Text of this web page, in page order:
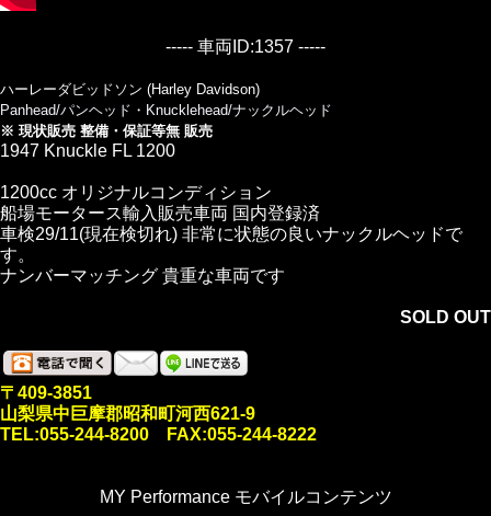
----- 車両ID:1357 -----
ハーレーダビッドソン (Harley Davidson)
Panhead/パンヘッド・Knucklehead/ナックルヘッド
※ 現状販売 整備・保証等無 販売
1947 Knuckle FL 1200
1200cc オリジナルコンディション
船場モータース輸入販売車両 国内登録済
車検29/11(現在検切れ) 非常に状態の良いナックルヘッドで
す。
ナンバーマッチング 貴重な車両です
SOLD OUT
〒409-3851
山梨県中巨摩郡昭和町河西621-9
TEL:055-244-8200 FAX:055-244-8222
MY Performance モバイルコンテンツ